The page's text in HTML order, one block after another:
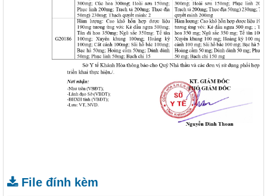
File đính kèm